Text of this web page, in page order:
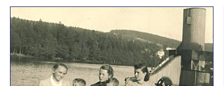
ARCHIV
ROZHOVORY
TÉMATA